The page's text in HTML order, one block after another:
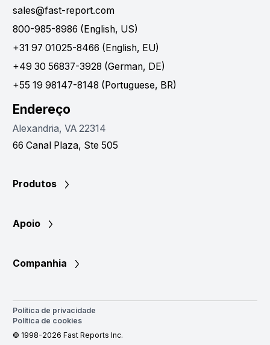
sales@fast-report.com
800-985-8986 (English, US)
+31 97 01025-8466 (English, EU)
+49 30 56837-3928 (German, DE)
+55 19 98147-8148 (Portuguese, BR)
Endereço
Alexandria, VA 22314
66 Canal Plaza, Ste 505
Produtos
Apoio
Companhia
Política de privacidade
Política de cookies
© 1998-2026 Fast Reports Inc.